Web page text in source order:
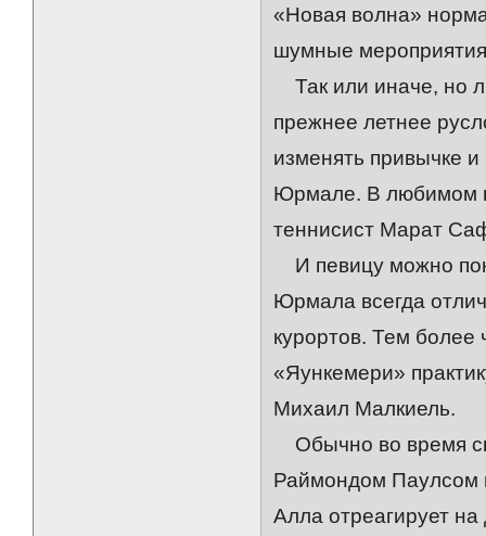
«Новая волна»
шумные
Так или иначе, но
прежнее летнее
изменять привычке
Юрмале. В любимом
теннисист Марат
И певицу можно
Юрмала всегда
курортов. Тем более
«Яункемери»
Михаил Малкиель.
Обычно во время
Раймондом Паулсом
Алла отреагирует